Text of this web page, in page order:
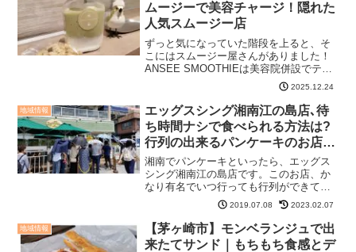
ムージーで美容チャージ！隠れた
人気スムージー店
ずっと気になっていた階段を上ると、そ
こにはスムージー屋さんがありました！
ANSEE SMOOTHIEは美容院併設でテラ
ス席利用も可能ここは、本格美容スムー
ジー専門店のANSEE SMOOTHIE。2020
年9月にオープンした、美容院と併設さ...
2025.12.24
地域情報
エッグスシング湘南江の島店､待
ち時間ナシで食べられる方法は?
行列の出来るパンケーキのお店口
コミ
湘南でパンケーキといったら、エッグス
シング湘南江の島店です。このお店、か
なり有名でいつ行っても行列ができて、
食べたいけど並ぶのは嫌だなぁ・・・と
思っていました。先日、ついに食べるこ
とができましたので、紹介しますね～。
是非、参考にして下さいね...
2019.07.08 2023.02.07
地域情報
【茅ヶ崎市】モンベランジュで出
来たてサンド｜もちもち食感とデ